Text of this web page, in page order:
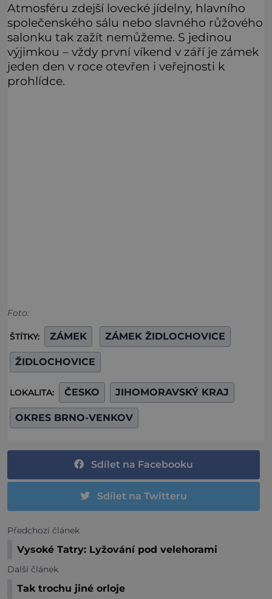
Atmosféru zdejší lovecké jídelny, hlavního
společenského sálu nebo slavného růžového
salonku tak zažít nemůžeme. S jedinou
výjimkou – vždy první víkend v září je zámek
jeden den v roce otevřen i veřejnosti k
prohlídce.
Foto:
ŠTÍTKY: ZÁMEK ZÁMEK ŽIDLOCHOVICE
ŽIDLOCHOVICE
LOKALITA: ČESKO JIHOMORAVSKÝ KRAJ
OKRES BRNO-VENKOV
Sdílet na Facebooku
Sdílet na Twitteru
Předchozí článek
Vysoké Tatry: Lyžování pod velehorami
Další článek
Tak trochu jiné orloje